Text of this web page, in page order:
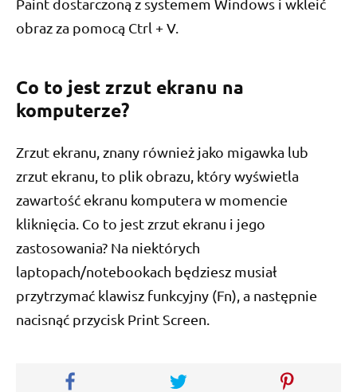
Paint dostarczoną z systemem Windows i wkleić
obraz za pomocą Ctrl + V.
Co to jest zrzut ekranu na
komputerze?
Zrzut ekranu, znany również jako migawka lub
zrzut ekranu, to plik obrazu, który wyświetla
zawartość ekranu komputera w momencie
kliknięcia. Co to jest zrzut ekranu i jego
zastosowania? Na niektórych
laptopach/notebookach będziesz musiał
przytrzymać klawisz funkcyjny (Fn), a następnie
nacisnąć przycisk Print Screen.